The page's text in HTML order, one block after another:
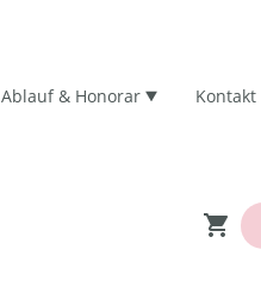
Ablauf & Honorar